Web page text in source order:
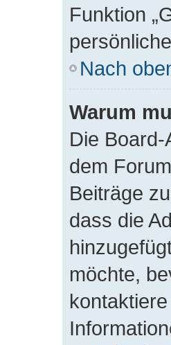
Funktion
Nach
Warum
Die
dem
Beiträge
dass die
möchte,